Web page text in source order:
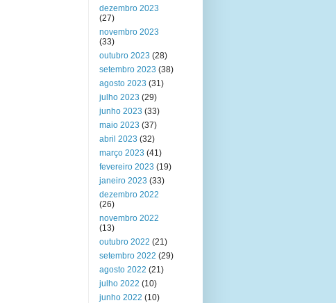
dezembro 2023
(27)
novembro 2023
(33)
outubro 2023 (28)
setembro 2023 (38)
agosto 2023 (31)
julho 2023 (29)
junho 2023 (33)
maio 2023 (37)
abril 2023 (32)
março 2023 (41)
fevereiro 2023 (19)
janeiro 2023 (33)
dezembro 2022
(26)
novembro 2022
(13)
outubro 2022 (21)
setembro 2022 (29)
agosto 2022 (21)
julho 2022 (10)
junho 2022 (10)